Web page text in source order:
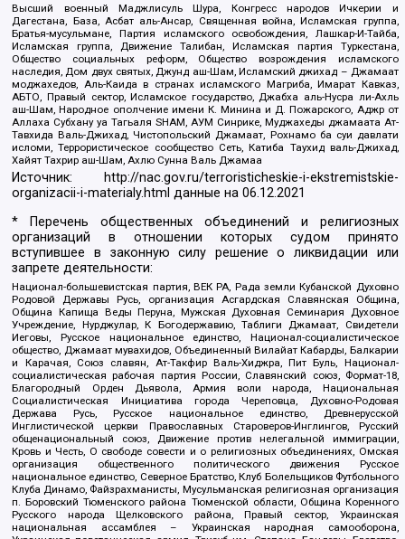
Высший военный Маджлисуль Шура, Конгресс народов Ичкерии и
Дагестана, База, Асбат аль-Ансар, Священная война, Исламская группа,
Братья-мусульмане, Партия исламского освобождения, Лашкар-И-Тайба,
Исламская группа, Движение Талибан, Исламская партия Туркестана,
Общество социальных реформ, Общество возрождения исламского
наследия, Дом двух святых, Джунд аш-Шам, Исламский джихад – Джамаат
моджахедов, Аль-Каида в странах исламского Магриба, Имарат Кавказ,
АБТО, Правый сектор, Исламское государство, Джабха аль-Нусра ли-Ахль
аш-Шам, Народное ополчение имени К. Минина и Д. Пожарского, Аджр от
Аллаха Субхану уа Тагьаля SHAM, АУМ Синрике, Муджахеды джамаата Ат-
Тавхида Валь-Джихад, Чистопольский Джамаат, Рохнамо ба суи давлати
исломи, Террористическое сообщество Сеть, Катиба Таухид валь-Джихад,
Хайят Тахрир аш-Шам, Ахлю Сунна Валь Джамаа
Источник:
http://nac.gov.ru/terroristicheskie-i-ekstremistskie-
organizacii-i-materialy.html данные на06.12.2021
* Перечень общественных объединений и религиозных
организаций в отношении которых судом принято
вступившее в законную силу решение о ликвидации или
запрете деятельности:
Национал-большевистская партия, ВЕК РА, Рада земли Кубанской Духовно
Родовой Державы Русь, организация Асгардская Славянская Община,
Община Капища Веды Перуна, Мужская Духовная Семинария Духовное
Учреждение, Нурджулар, К Богодержавию, Таблиги Джамаат, Свидетели
Иеговы, Русское национальное единство, Национал-социалистическое
общество, Джамаат мувахидов, Объединенный Вилайат Кабарды, Балкарии
и Карачая, Союз славян, Ат-Такфир Валь-Хиджра, Пит Буль, Национал-
социалистическая рабочая партия России, Славянский союз, Формат-18,
Благородный Орден Дьявола, Армия воли народа, Национальная
Социалистическая Инициатива города Череповца, Духовно-Родовая
Держава Русь, Русское национальное единство, Древнерусской
Инглистической церкви Православных Староверов-Инглингов, Русский
общенациональный союз, Движение против нелегальной иммиграции,
Кровь и Честь, О свободе совести и о религиозных объединениях, Омская
организация общественного политического движения Русское
национальное единство, Северное Братство, Клуб Болельщиков Футбольного
Клуба Динамо, Файзрахманисты, Мусульманская религиозная организация
п. Боровский Тюменского района Тюменской области, Община Коренного
Русского народа Щелковского района, Правый сектор, Украинская
национальная ассамблея – Украинская народная самооборона,